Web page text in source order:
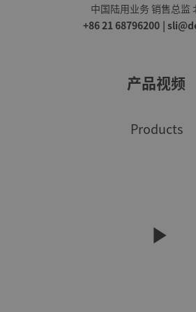
中国陆用业务 销售总监
+86 21 68796200 |
产品视频
Products